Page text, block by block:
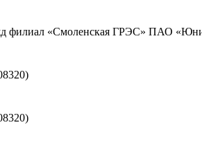
филиал «Смоленская ГРЭС» ПАО